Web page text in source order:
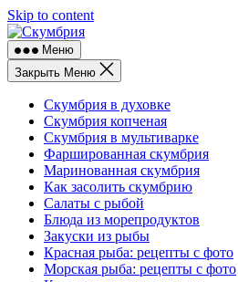
Skip to content
Меню
Закрыть Меню
Скумбрия в духовке
Скумбрия копченая
Скумбрия в мультиварке
Фаршированная скумбрия
Маринованная скумбрия
Как засолить скумбрию
Салаты с рыбой
Блюда из морепродуктов
Закуски из рыбы
Красная рыба: рецепты с фото
Морская рыба: рецепты с фото